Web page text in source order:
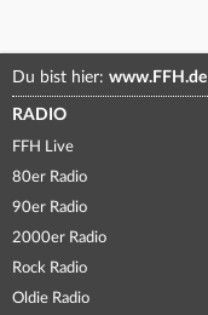
Du bist hier: www.FFH.de
RADIO
FFH Live
80er Radio
90er Radio
2000er Radio
Rock Radio
Oldie Radio